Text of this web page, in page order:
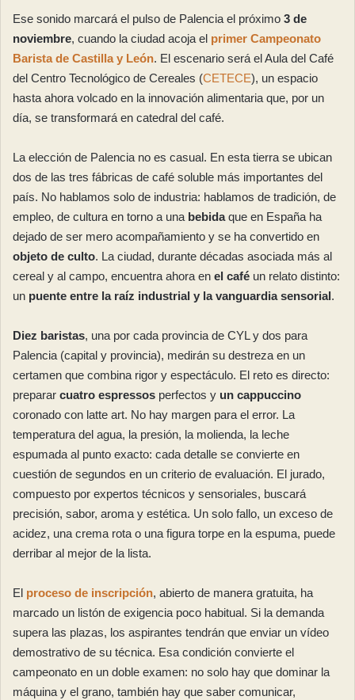
Ese sonido marcará el pulso de Palencia el próximo 3 de
noviembre, cuando la ciudad acoja el primer Campeonato
Barista de Castilla y León. El escenario será el Aula del Café
del Centro Tecnológico de Cereales (CETECE), un espacio
hasta ahora volcado en la innovación alimentaria que, por un
día, se transformará en catedral del café.
La elección de Palencia no es casual. En esta tierra se ubican
dos de las tres fábricas de café soluble más importantes del
país. No hablamos solo de industria: hablamos de tradición, de
empleo, de cultura en torno a una bebidaque en España ha
dejado de ser mero acompañamiento y se ha convertido en
objeto de culto. La ciudad, durante décadas asociada más al
cereal y al campo, encuentra ahora en el café un relato distinto:
un puente entre la raíz industrial y la vanguardia sensorial.
Diez baristas, una por cada provincia de CYL y dos para
Palencia (capital y provincia), medirán su destreza en un
certamen que combina rigor y espectáculo. El reto es directo:
preparar cuatro espressos perfectos y un cappuccino
coronado con latte art. No hay margen para el error. La
temperatura del agua, la presión, la molienda, la leche
espumada al punto exacto: cada detalle se convierte en
cuestión de segundos en un criterio de evaluación. El jurado,
compuesto por expertos técnicos y sensoriales, buscará
precisión, sabor, aroma y estética. Un solo fallo, un exceso de
acidez, una crema rota o una figura torpe en la espuma, puede
derribar al mejor de la lista.
El proceso de inscripción, abierto de manera gratuita, ha
marcado un listón de exigencia poco habitual. Si la demanda
supera las plazas, los aspirantes tendrán que enviar un vídeo
demostrativo de su técnica. Esa condición convierte el
campeonato en un doble examen: no solo hay que dominar la
máquina y el grano, también hay que saber comunicar,